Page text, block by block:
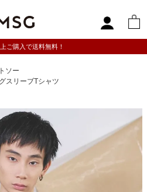
ご購入で送料無料！
ソー
スリーブTシャツ